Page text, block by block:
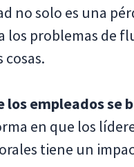
no solo es una
los problemas de
los empleados se
en que los
tiene un